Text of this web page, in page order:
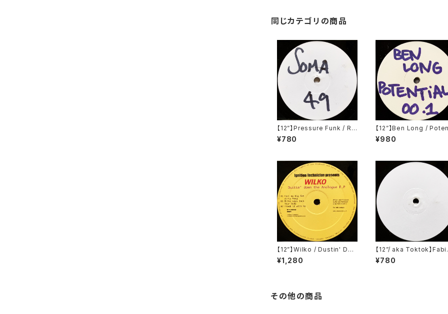
同じカテゴリの商品
【12”】Pressure Funk / Ra
w Spirit (Soma Quality R
ecordings) (SOMA 49)
¥780
【12”】Ben Long /
al 001 (Potential)
01)
¥980
【12”】Wilko / Dustin' Dow
n The Analogue E.P (Igni
tion Records) (IGT 010)
¥1,280
【12”/ aka Toktok】
Feyerabendt / Moabit
ules (V-Records)
¥780
その他の商品